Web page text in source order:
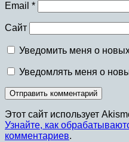
Email *
Сайт
Уведомить меня о
Уведомлять меня о
Этот сайт использует
Узнайте, как
комментариев.